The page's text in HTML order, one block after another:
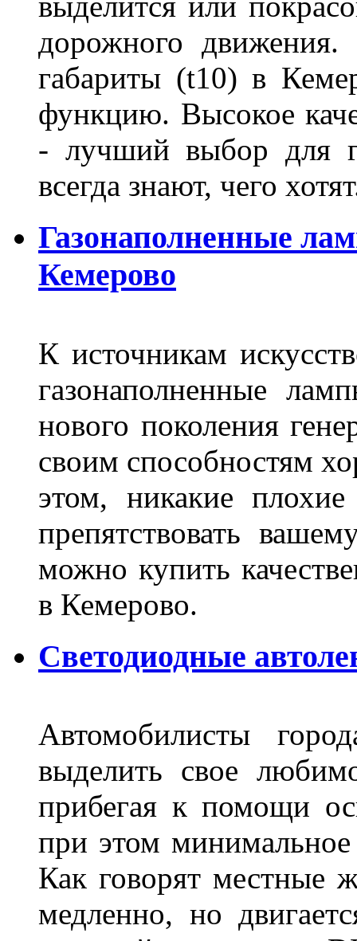
дорожного
габариты (t10) в
функцию. Высокое
- лучший выбор для
всегда знают, чего
Газонаполненные
Кемерово
К источникам
газонаполненные
нового поколения
своим способностям
этом, никакие
препятствовать
можно купить
в Кемерово.
Светодиодные
Автомобилисты
выделить свое
прибегая к помощи
при этом минимальное
Как говорят местные
медленно, но